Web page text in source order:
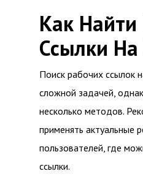
Как Найти
Ссылки
Поиск рабочих ссылок
сложной задачей,
несколько методов.
применять актуальные
пользователей, где
ссылки.